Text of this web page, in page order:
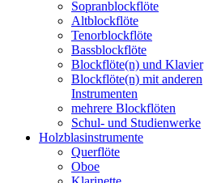
Sopranblockflöte
Altblockflöte
Tenorblockflöte
Bassblockflöte
Blockflöte(n) und Klavier
Blockflöte(n) mit anderen
Instrumenten
mehrere Blockflöten
Schul- und Studienwerke
Holzblasinstrumente
Querflöte
Oboe